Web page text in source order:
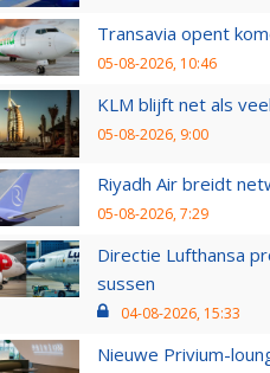
Transavia opent
05-08-2026, 10:46
KLM blijft net als
05-08-2026, 9:00
Riyadh Air breidt
05-08-2026, 7:29
Directie Lufthansa
sussen
04-08-2026, 15:33
Nieuwe Privium-